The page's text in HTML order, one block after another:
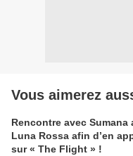
Vous aimerez
Rencontre avec Sumana
Luna Rossa afin d’en
sur « The Flight » !